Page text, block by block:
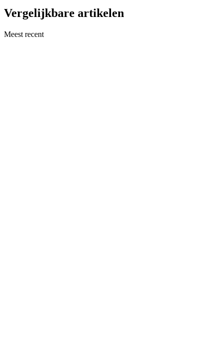
Vergelijkbare artikelen
Meest recent